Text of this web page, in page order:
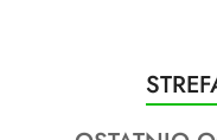
Pomiń karuzelę
o